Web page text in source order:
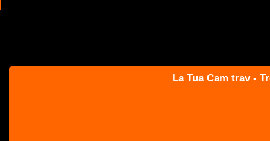
La Tua Cam trav -